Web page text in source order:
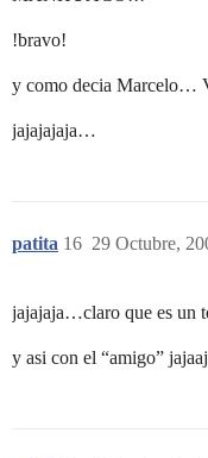
!bravo!
y como decia Marcelo…
jajajajaja…
patita 29 Octubre,
16
jajajaja…claro que es un
y asi con el “amigo”